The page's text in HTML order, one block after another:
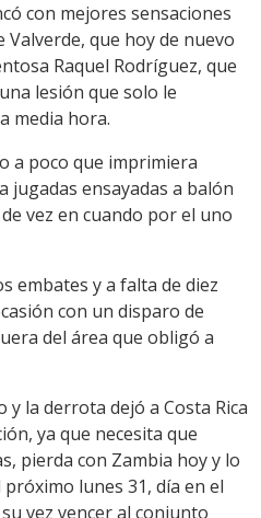
con mejores sensaciones
que hoy de nuevo
Raquel Rodríguez, que
lesión que solo le
media hora.
a poco que imprimiera
jugadas ensayadas a balón
vez en cuando por el uno
embates y a falta de diez
con un disparo de
del área que obligó a
la derrota dejó a Costa Rica
ya que necesita que
pierda con Zambia hoy y lo
lunes 31, día en el
vez vencer al conjunto